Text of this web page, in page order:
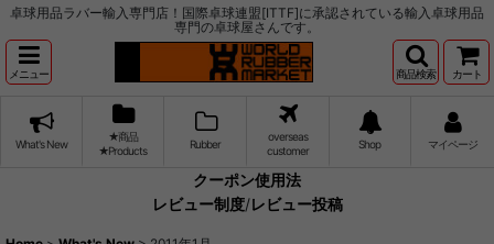
卓球用品ラバー輸入専門店！国際卓球連盟[ITTF]に承認されている輸入卓球用品
専門の卓球屋さんです。
メニュー 商品検索 カート
What's New
★商品
★Products
Rubber
overseas
customer
Shop マイページ
クーポン使用法
レビュー制度/レビュー投稿